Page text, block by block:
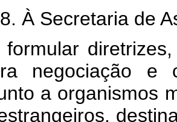
Secretaria de
diretrizes,
negociação e
a organismos